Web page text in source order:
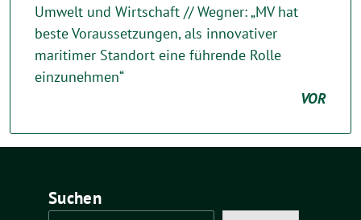
Umwelt und Wirtschaft // Wegner: „MV hat
beste Voraussetzungen, als innovativer
maritimer Standort eine führende Rolle
einzunehmen“
VOR
Suchen